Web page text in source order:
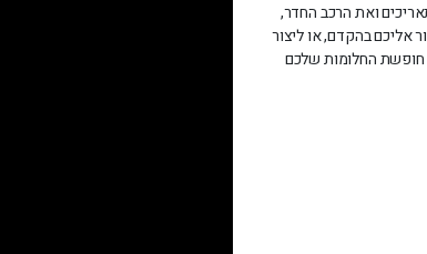
ואת הרכב החדר,
אליכם בהקדם, או ליצור
לסייע לכם במציאת חופשת החלומות שלכם